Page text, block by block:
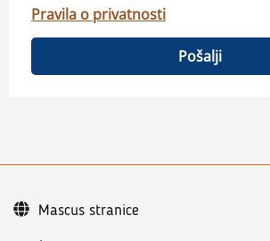
Pravila o privatnosti
Pošalji
Mascus stranice